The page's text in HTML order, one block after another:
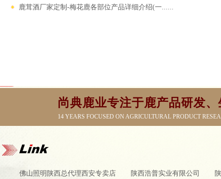
鹿茸酒厂家定制-梅花鹿各部位产品详细介绍(一......
佛山照明陕西总代理西安专卖店 陕西浩普实业有限公司
尚典鹿业专注于鹿产品研发
14 YEARS FOCUSED ON AGRICULTURAL PRODUCT